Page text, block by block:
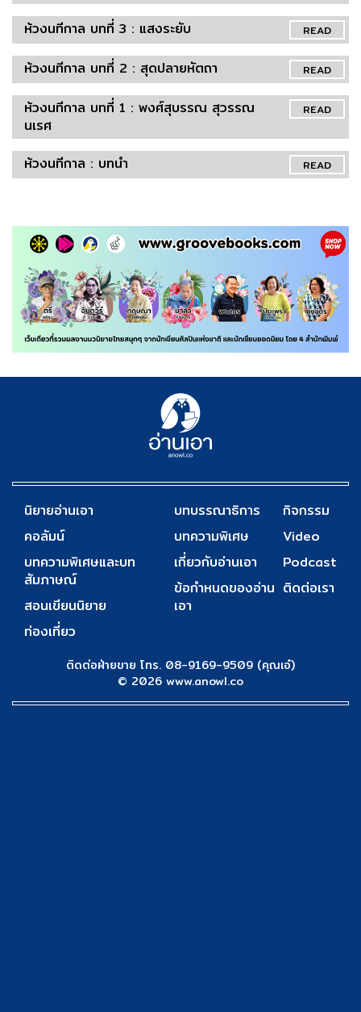
READ
ห้วงนทีกาล บทที่ 3 : แสงระยับ
READ
ห้วงนทีกาล บทที่ 2 : สุดปลายหัตถา
READ
ห้วงนทีกาล บทที่ 1 : พงศ์สุบรรณ สุวรรณ
นเรศ
READ
ห้วงนทีกาล : บทนำ
นิยายอ่านเอา
คอลัมน์
บทความพิเศษและบท
สัมภาษณ์
สอนเขียนนิยาย
ท่องเที่ยว
บทบรรณาธิการ
บทความพิเศษ
เกี่ยวกับอ่านเอา
ข้อกำหนดของอ่าน
เอา
กิจกรรม
Video
Podcast
ติดต่อเรา
ติดต่อฝ่ายขาย โทร. 08-9169-9509 (คุณเอ๋)
© 2026 www.anowl.co